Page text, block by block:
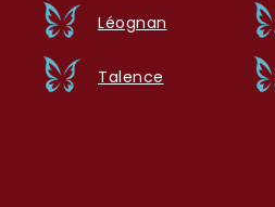
Léognan
Talence